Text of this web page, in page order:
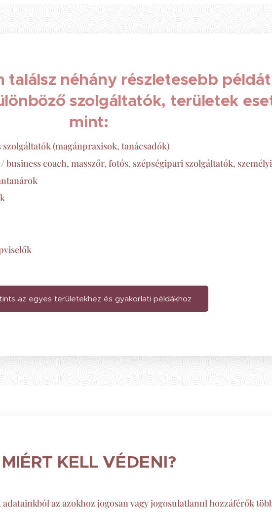
találsz néhány részletesebb
szolgáltatók, területek
mint:
szolgáltatók (magánpraxisok, tanácsadók)
business coach, masszőr, fotós, szépségipari szolgáltatók,
az egyes területekhez és gyakorlati példákhoz
MIÉRT KELL VÉDENI?
az azokhoz jogosan vagy jogosulatlanul hozzáférők